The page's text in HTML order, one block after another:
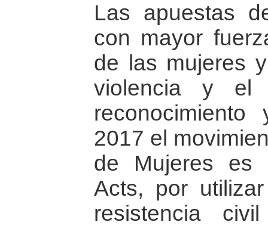
Las apuestas
con mayor
de las mujeres
violencia y el
2017 el
de Mujeres es
Acts, por
resistencia